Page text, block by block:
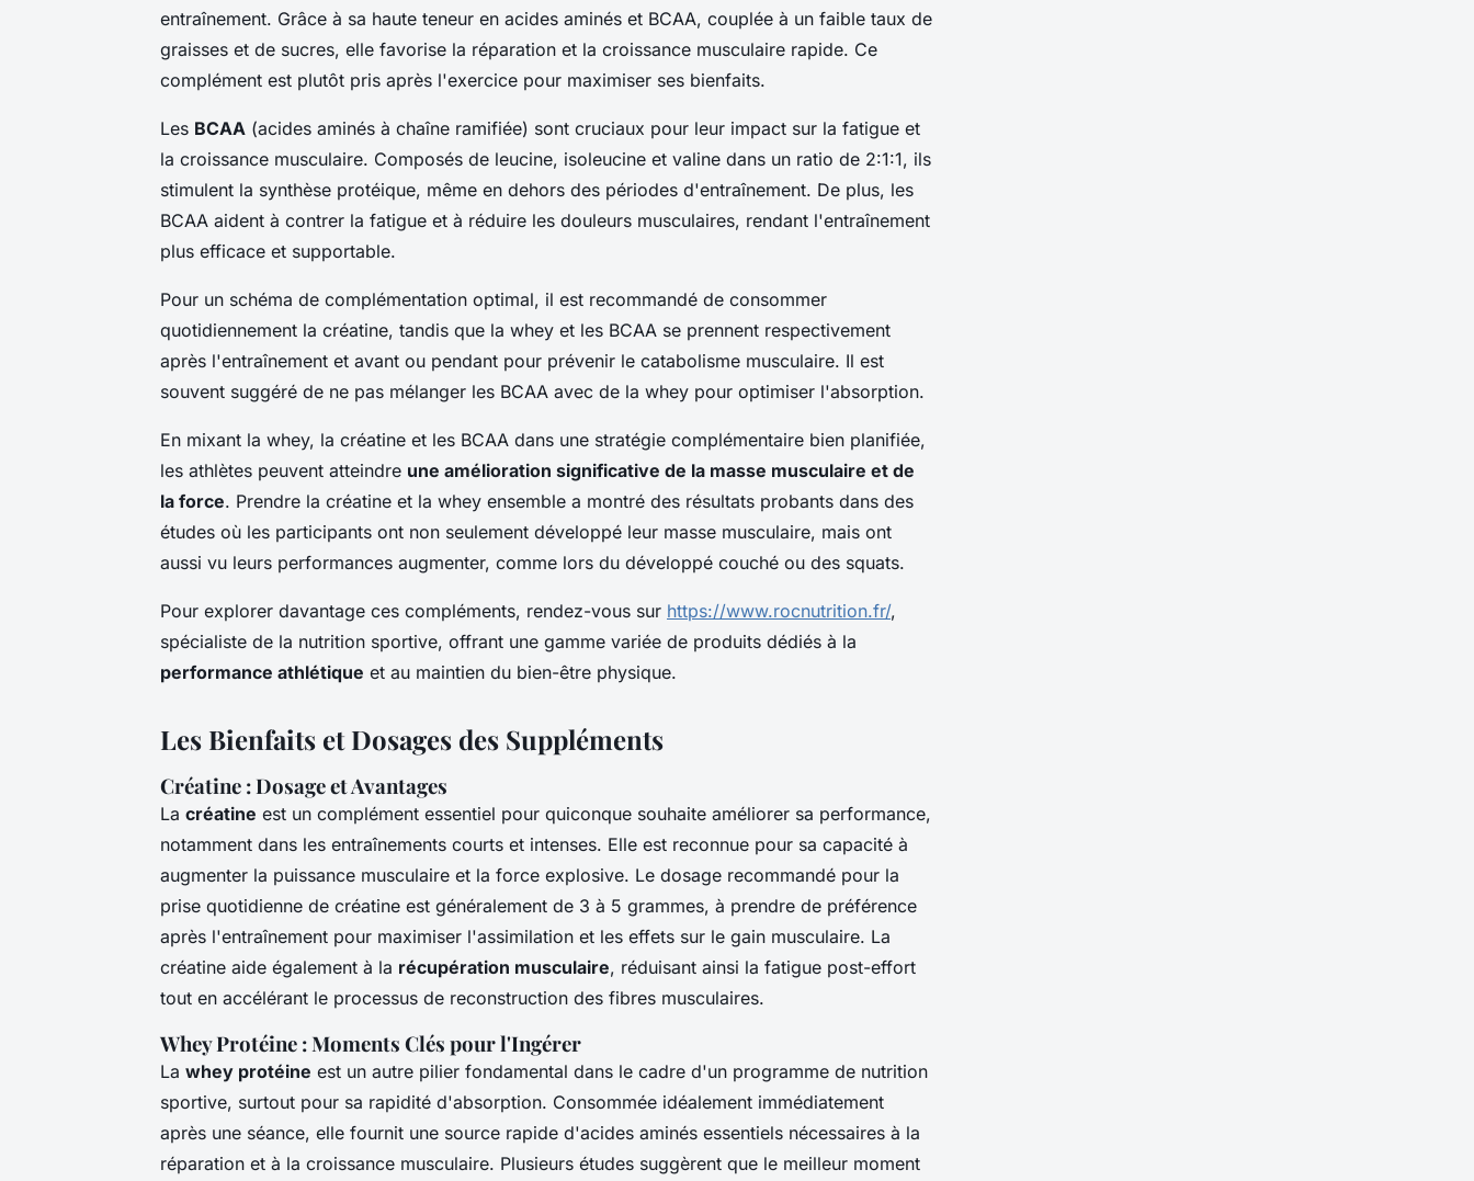
entraînement. Grâce à sa haute teneur en acides aminés et BCAA, couplée à un faible taux de
graisses et de sucres, elle favorise la réparation et la croissance musculaire rapide. Ce
complément est plutôt pris après l'exercice pour maximiser ses bienfaits.
Les BCAA (acides aminés à chaîne ramifiée) sont cruciaux pour leur impact sur la fatigue et
la croissance musculaire. Composés de leucine, isoleucine et valine dans un ratio de 2:1:1, ils
stimulent la synthèse protéique, même en dehors des périodes d'entraînement. De plus, les
BCAA aident à contrer la fatigue et à réduire les douleurs musculaires, rendant l'entraînement
plus efficace et supportable.
Pour un schéma de complémentation optimal, il est recommandé de consommer
quotidiennement la créatine, tandis que la whey et les BCAA se prennent respectivement
après l'entraînement et avant ou pendant pour prévenir le catabolisme musculaire. Il est
souvent suggéré de ne pas mélanger les BCAA avec de la whey pour optimiser l'absorption.
En mixant la whey, la créatine et les BCAA dans une stratégie complémentaire bien planifiée,
les athlètes peuvent atteindre une amélioration significative de la masse musculaire et de
la force. Prendre la créatine et la whey ensemble a montré des résultats probants dans des
études où les participants ont non seulement développé leur masse musculaire, mais ont
aussi vu leurs performances augmenter, comme lors du développé couché ou des squats.
Pour explorer davantage ces compléments, rendez-vous sur https://www.rocnutrition.fr/,
spécialiste de la nutrition sportive, offrant une gamme variée de produits dédiés à la
performance athlétique et au maintien du bien-être physique.
Les Bienfaits et Dosages des Suppléments
Créatine : Dosage et Avantages
La créatine est un complément essentiel pour quiconque souhaite améliorer sa performance,
notamment dans les entraînements courts et intenses. Elle est reconnue pour sa capacité à
augmenter la puissance musculaire et la force explosive. Le dosage recommandé pour la
prise quotidienne de créatine est généralement de 3 à 5 grammes, à prendre de préférence
après l'entraînement pour maximiser l'assimilation et les effets sur le gain musculaire. La
créatine aide également à la récupération musculaire, réduisant ainsi la fatigue post-effort
tout en accélérant le processus de reconstruction des fibres musculaires.
Whey Protéine : Moments Clés pour l'Ingérer
La whey protéine est un autre pilier fondamental dans le cadre d'un programme de nutrition
sportive, surtout pour sa rapidité d'absorption. Consommée idéalement immédiatement
après une séance, elle fournit une source rapide d'acides aminés essentiels nécessaires à la
réparation et à la croissance musculaire. Plusieurs études suggèrent que le meilleur moment